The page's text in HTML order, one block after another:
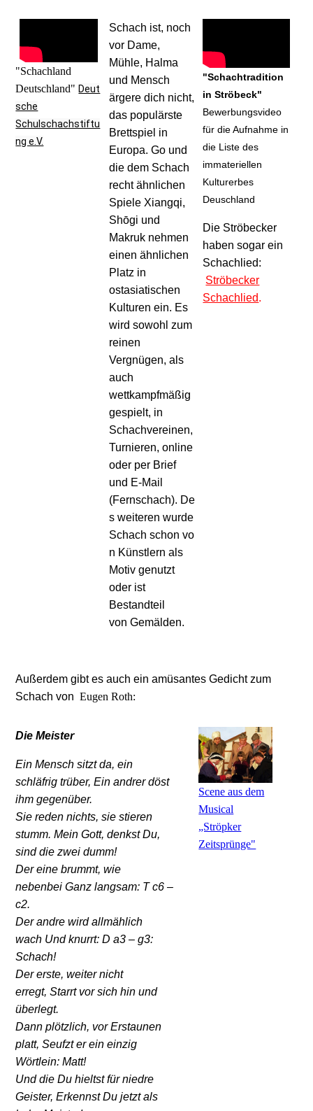
"Schachland
Deutschland"Deut
sche
Schulschachstiftu
ng e.V.
Schach ist, noch
vor Dame,
Mühle, Halma
und Mensch
ärgere dich nicht,
das populärste
Brettspiel in
Europa. Go und
die dem Schach
recht ähnlichen
Spiele Xiangqi,
Shōgi und
Makruk nehmen
einen ähnlichen
Platz in
ostasiatischen
Kulturen ein. Es
wird sowohl zum
reinen
Vergnügen, als
auch
wettkampfmäßig
gespielt, in
Schachvereinen,
Turnieren, online
oder per Brief
und E-Mail
(Fernschach). De
s weiteren wurde
Schach schon vo
n Künstlern als
Motiv genutzt
oder ist
Bestandteil
vonGemälden.
"Schachtradition
in Ströbeck"
Bewerbungsvideo
für die Aufnahme in
die Liste des
immateriellen
Kulturerbes
Deuschland
Die Ströbecker
haben sogar ein
Schachlied:
Ströbecker
Schachlied.
Außerdem gibt es auch ein amüsantes Gedicht zum
Schach vonEugen Roth:
Die Meister
Ein Mensch sitzt da, ein
schläfrig trüber, Ein andrer döst
ihm gegenüber.
Sie reden nichts, sie stieren
stumm. Mein Gott, denkst Du,
sind die zwei dumm!
Der eine brummt, wie
nebenbei Ganz langsam: T c6 –
c2.
Der andre wird allmählich
wach Und knurrt: D a3 – g3:
Schach!
Der erste, weiter nicht
erregt, Starrt vor sich hin und
überlegt.
Dann plötzlich, vor Erstaunen
platt, Seufzt er ein einzig
Wörtlein: Matt!
Und die Du hieltst für niedre
Geister, Erkennst Du jetzt als
Scene aus dem
Musical
„Ströpker
Zeitsprünge"